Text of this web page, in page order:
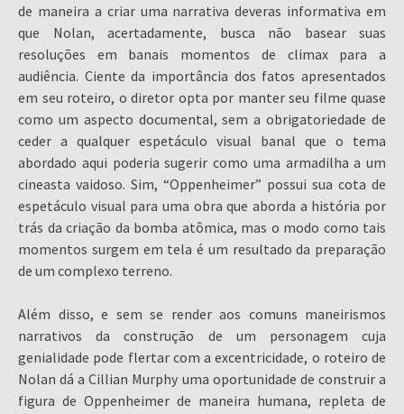
de maneira a criar uma narrativa deveras informativa em
que Nolan, acertadamente, busca não basear suas
resoluções em banais momentos de climax para a
audiência. Ciente da importância dos fatos apresentados
em seu roteiro, o diretor opta por manter seu filme quase
como um aspecto documental, sem a obrigatoriedade de
ceder a qualquer espetáculo visual banal que o tema
abordado aqui poderia sugerir como uma armadilha a um
cineasta vaidoso. Sim, “Oppenheimer” possui sua cota de
espetáculo visual para uma obra que aborda a história por
trás da criação da bomba atômica, mas o modo como tais
momentos surgem em tela é um resultado da preparação
de um complexo terreno.
Além disso, e sem se render aos comuns maneirismos
narrativos da construção de um personagem cuja
genialidade pode flertar com a excentricidade, o roteiro de
Nolan dá a Cillian Murphy uma oportunidade de construir a
figura de Oppenheimer de maneira humana, repleta de